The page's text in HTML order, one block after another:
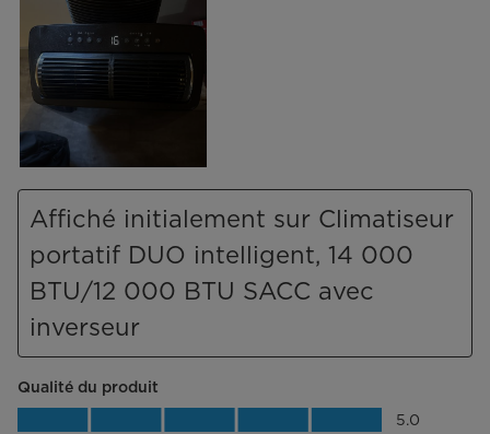
Affiché initialement sur Climatiseur
portatif DUO intelligent, 14 000
BTU/12 000 BTU SACC avec
inverseur
Qualité du produit
Qualité du produit, 5.0 sur 5 5.0